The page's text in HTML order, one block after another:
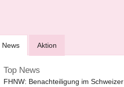
News Aktion
Top News
FHNW: Benachteiligung im Schweizer